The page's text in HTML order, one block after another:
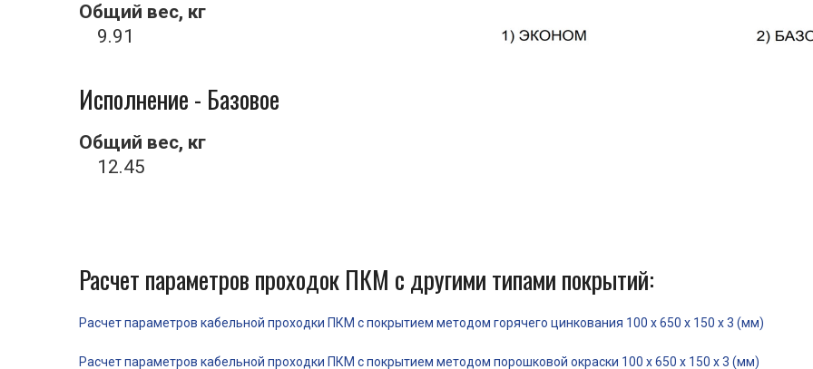
Общий вес, кг
9.91
Исполнение - Базовое
Общий вес, кг
12.45
Расчет параметров проходок ПКМ с другими типами покрытий:
Расчет параметров кабельной проходки ПКМ с покрытием методом горячего цинкования 100 x 650 x 150 x 3 (мм)
Расчет параметров кабельной проходки ПКМ с покрытием методом порошковой окраски 100 x 650 x 150 x 3 (мм)